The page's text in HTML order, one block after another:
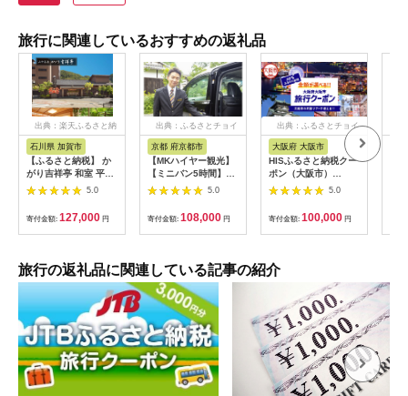
旅行に関連しているおすすめの返礼品
出典：楽天ふるさと納
石川県 加賀市
【ふるさと納税】 か
がり吉祥亭 和室 平日
限定 ペア宿泊券 1泊2
食付 2名 ペア 食事付
温泉 宿泊券 旅行 トラ
ベル 宿泊 宿泊施設 宿
レジャー F6P-0991
5.0
寄付金額: 127,000 円
出典：ふるさとチョイ
京都 府京都市
【MKハイヤー観光】
【ミニバン5時間】ド
ライバーとめぐるとっ
ておきの京都観光（3
／21-6／20・10／1-
11／30）
5.0
寄付金額: 108,000 円
出典：ふるさとチョイ
大阪府 大阪市
HISふるさと納税クー
ポン（大阪市）
30,000円分_OS039-
5.0
寄付金額: 100,000 円
旅行の返礼品に関連している記事の紹介